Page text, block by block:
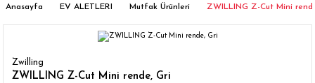
Ankastre Setler
Bulaşık Makinesi
Buzdolabı
Takımları
Anasayfa EV ALETLERI Mutfak Ürünleri ZWILLING Z-Cut Mini
Zwilling
ZWILLING Z-Cut Mini rende, Gri